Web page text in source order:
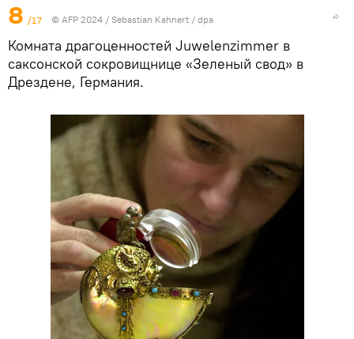
8 /17 © AFP 2024 / Sebastian Kahnert / dpa
Комната драгоценностей Juwelenzimmer в
саксонской сокровищнице «Зеленый свод» в
Дрездене, Германия.